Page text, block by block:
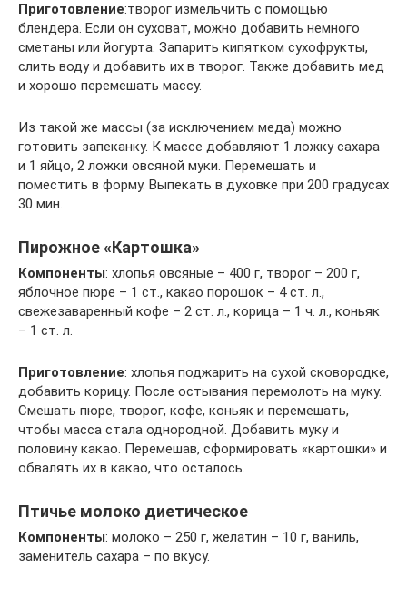
Приготовление:творог измельчить с помощью
блендера. Если он суховат, можно добавить немного
сметаны или йогурта. Запарить кипятком сухофрукты,
слить воду и добавить их в творог. Также добавить мед
и хорошо перемешать массу.
Из такой же массы (за исключением меда) можно
готовить запеканку. К массе добавляют 1 ложку сахара
и 1 яйцо, 2 ложки овсяной муки. Перемешать и
поместить в форму. Выпекать в духовке при 200 градусах
30 мин.
Пирожное «Картошка»
Компоненты: хлопья овсяные – 400 г, творог – 200 г,
яблочное пюре – 1 ст., какао порошок – 4 ст. л.,
свежезаваренный кофе – 2 ст. л., корица – 1 ч. л., коньяк
– 1 ст. л.
Приготовление: хлопья поджарить на сухой сковородке,
добавить корицу. После остывания перемолоть на муку.
Смешать пюре, творог, кофе, коньяк и перемешать,
чтобы масса стала однородной. Добавить муку и
половину какао. Перемешав, сформировать «картошки» и
обвалять их в какао, что осталось.
Птичье молоко диетическое
Компоненты: молоко – 250 г, желатин – 10 г, ваниль,
заменитель сахара – по вкусу.